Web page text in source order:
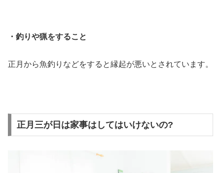
・釣りや猟をすること
正月から魚釣りなどをすると縁起が悪いとされています。
正月三が日は家事はしてはいけないの?